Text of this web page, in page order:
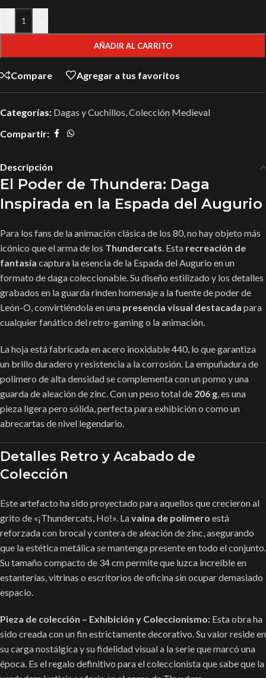
AÑADIR AL CARRITO
Compare Agregar a tus favoritos
Categorías: Dagas y Cuchillos,Colección Medieval
Compartir:
Descripción
El Poder de Thundera: Daga
Inspirada en la Espada del Augurio
Para los fans de la animación clásica de los 80, no hay objeto más
icónico que el arma de los Thundercats. Esta recreación de
fantasía captura la esencia de la Espada del Augurio en un
formato de daga coleccionable. Su diseño estilizado y los detalles
grabados en la guarda rinden homenaje a la fuente de poder de
León-O, convirtiéndola en una presencia visual destacada para
cualquier fanático del retro-gaming o la animación.
La hoja está fabricada en acero inoxidable 440, lo que garantiza
un brillo duradero y resistencia a la corrosión. La empuñadura de
polímero de alta densidad se complementa con un pomo y una
guarda de aleación de zinc. Con un peso total de 206 g, es una
pieza ligera pero sólida, perfecta para exhibición o como un
abrecartas de nivel legendario.
Detalles Retro y Acabado de
Colección
Este artefacto ha sido proyectado para aquellos que crecieron al
grito de «¡Thundercats, Ho!». Lavaina de polímero está
reforzada con brocal y contera de aleación de zinc, asegurando
que la estética metálica se mantenga presente en todo el conjunto.
Su tamaño compacto de 34 cm permite que luzca increíble en
estanterías, vitrinas o escritorios de oficina sin ocupar demasiado
espacio.
Pieza de colección – Exhibición y Coleccionismo: Esta obra ha
sido creada con un fin estrictamente decorativo. Su valor reside en
su carga nostálgica y su fidelidad visual a la serie que marcó una
época. Es el regalo definitivo para el coleccionista que sabe que la